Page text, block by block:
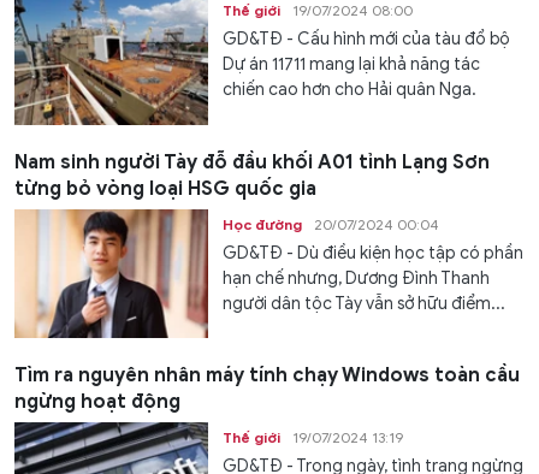
Thế giới 19/07/2024 08:00
GD&TĐ - Cấu hình mới của tàu đổ bộ
Dự án 11711 mang lại khả năng tác
chiến cao hơn cho Hải quân Nga.
Nam sinh người Tày đỗ đầu khối A01 tỉnh Lạng Sơn
từng bỏ vòng loại HSG quốc gia
Học đường 20/07/2024 00:04
GD&TĐ - Dù điều kiện học tập có phần
hạn chế nhưng, Dương Đình Thanh
người dân tộc Tày vẫn sở hữu điểm...
Tìm ra nguyên nhân máy tính chạy Windows toàn cầu
ngừng hoạt động
Thế giới 19/07/2024 13:19
GD&TĐ - Trong ngày, tình trạng ngừng